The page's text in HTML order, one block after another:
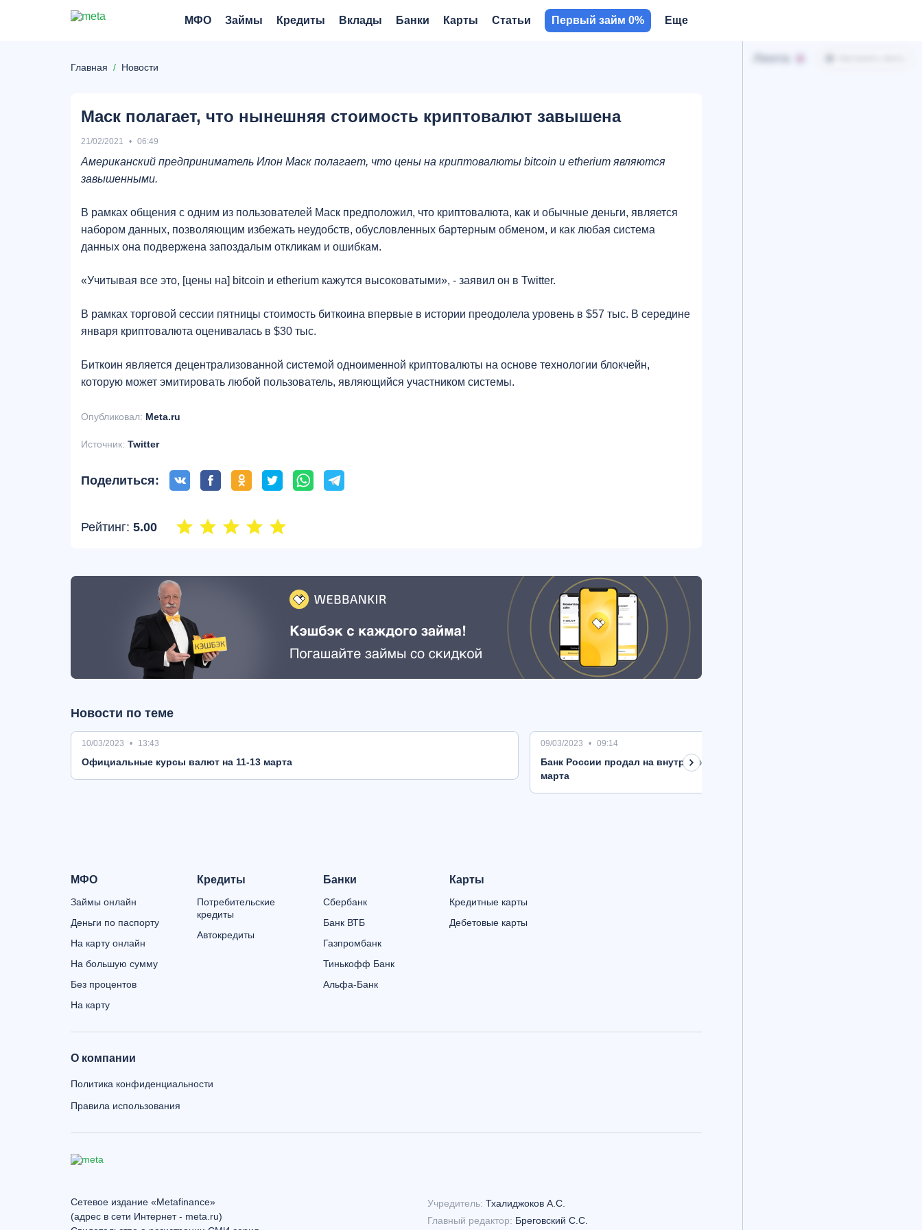
МФО Займы Кредиты Вклады Банки Карты Статьи Первый займ 0% Еще
Главная Новости
Маск полагает, что нынешняя стоимость криптовалют завышена
21/02/2021 06:49
Американский предприниматель Илон Маск полагает, что цены на криптовалюты bitcoin и etherium являются
завышенными.
В рамках общения с одним из пользователей Маск предположил, что криптовалюта, как и обычные деньги, является
набором данных, позволяющим избежать неудобств, обусловленных бартерным обменом, и как любая система
данных она подвержена запоздалым откликам и ошибкам.
«Учитывая все это, [цены на] bitcoin и etherium кажутся высоковатыми», - заявил он в Twitter.
В рамках торговой сессии пятницы стоимость биткоина впервые в истории преодолела уровень в $57 тыс. В середине
января криптовалюта оценивалась в $30 тыс.
Биткоин является децентрализованной системой одноименной криптовалюты на основе технологии блокчейн,
которую может эмитировать любой пользователь, являющийся участником системы.
Опубликовал: Meta.ru
Источник: Twitter
Поделиться:
Рейтинг: 5.00
Новости по теме
10/03/2023 13:43
Oфициальные курсы валют на 11-13 марта
09/03/2023 09:14
Банк России продал на внутреннем рынке валюту на 8,9 млрд рублей с
марта
МФО
Займы онлайн
Деньги по паспорту
На карту онлайн
На большую сумму
Без процентов
На карту
Кредиты
Потребительские
кредиты
Автокредиты
Банки
Сбербанк
Банк ВТБ
Газпромбанк
Тинькофф Банк
Альфа-Банк
Карты
Кредитные карты
Дебетовые карты
О компании
Политика конфиденциальности
Правила использования
Сетевое издание «Metafinance»
(адрес в сети Интернет - meta.ru)
Учредитель: Тхалиджоков А.С.
Главный редактор: Бреговский С.С.
Лента